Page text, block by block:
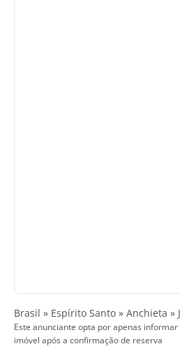
Brasil » Espírito Santo » Anchieta »
Este anunciante opta por apenas
imóvel após a confirmação de reserva